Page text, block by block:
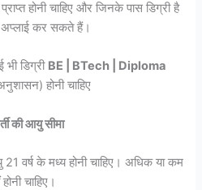
होनी चाहिए और जिनके पास डिग्री है
कर सकते हैं।
भी डिग्री BE | BTech | Diploma
होनी चाहिए
की आयु सीमा
वर्ष के मध्य होनी चाहिए। अधिक या कम
चाहिए।